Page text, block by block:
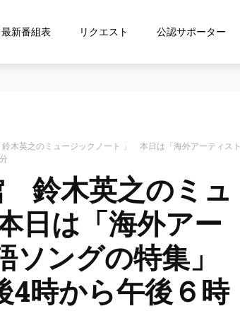
最新番組表 リクエスト 公認サポーター
え！FMおおつ ポッドキャスト配信中！
木英之のミュージックノート 」 本日は「海外アーティスト
鈴木英之のミュ
日は「海外アー
ングの特集」
から午後６時